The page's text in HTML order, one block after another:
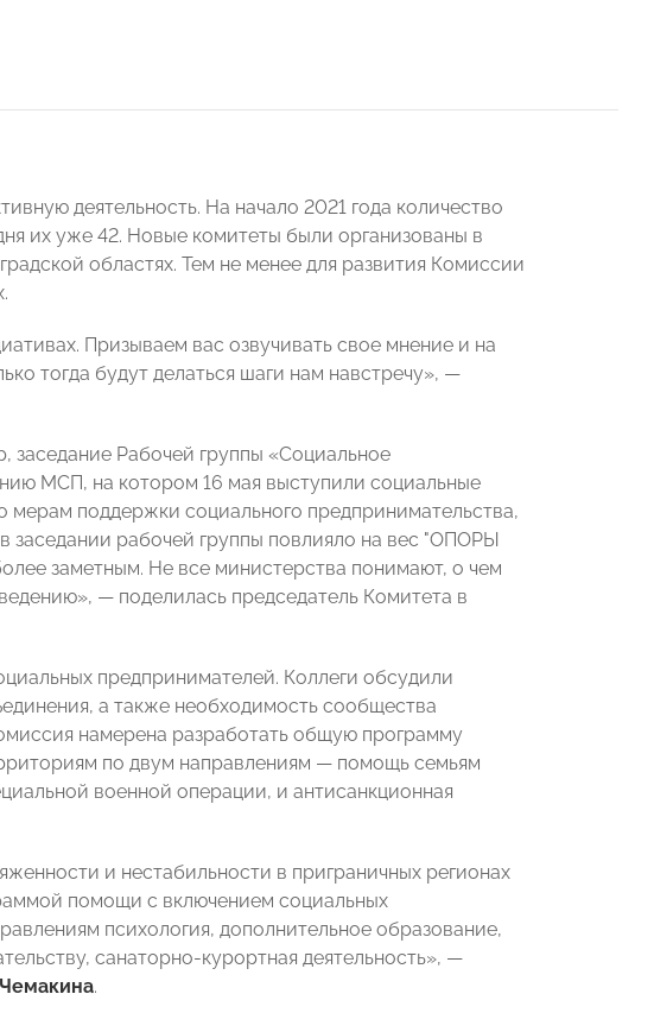
деятельность. На начало 2021 года количество
их уже 42. Новые комитеты были организованы в
областях. Тем не менее для развития Комиссии
Призываем вас озвучивать свое мнение и на
тогда будут делаться шаги нам навстречу», —
заседание Рабочей группы «Социальное
МСП, на котором 16 мая выступили социальные
поддержки социального предпринимательства,
заседании рабочей группы повлияло на вес "ОПОРЫ
заметным. Не все министерства понимают, о чем
— поделилась председатель Комитета в
предпринимателей. Коллеги обсудили
а также необходимость сообщества
намерена разработать общую программу
по двум направлениям — помощь семьям
военной операции, и антисанкционная
и нестабильности в приграничных регионах
помощи с включением социальных
психология, дополнительное образование,
санаторно-курортная деятельность», —
.